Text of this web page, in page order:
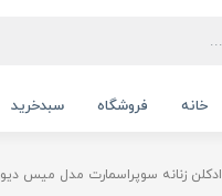
خانه فروشگاه سبدخرید
ادکلن زنانه سوپراسمارت مدل میس